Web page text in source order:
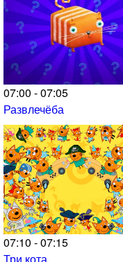
07:00 - 07:05
Развлечёба
07:10 - 07:15
Три кота